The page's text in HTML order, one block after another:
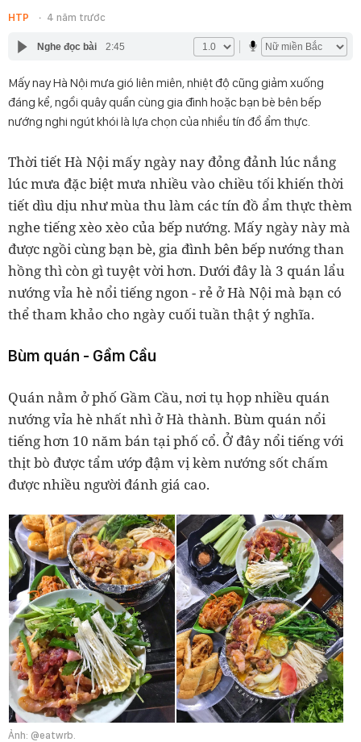
HTP 4 năm trước
Nghe đọc bài 2:45
Mấy nay Hà Nội mưa gió liên miên, nhiệt độ cũng giảm xuống
đáng kể, ngồi quây quần cùng gia đình hoặc bạn bè bên bếp
nướng nghi ngút khói là lựa chọn của nhiều tín đồ ẩm thực.
Thời tiết Hà Nội mấy ngày nay đỏng đảnh lúc nắng
lúc mưa đặc biệt mưa nhiều vào chiều tối khiến thời
tiết dìu dịu như mùa thu làm các tín đồ ẩm thực thèm
nghe tiếng xèo xèo của bếp nướng. Mấy ngày này mà
được ngồi cùng bạn bè, gia đình bên bếp nướng than
hồng thì còn gì tuyệt vời hơn. Dưới đây là 3 quán lẩu
nướng vỉa hè nổi tiếng ngon - rẻ ở Hà Nội mà bạn có
thể tham khảo cho ngày cuối tuần thật ý nghĩa.
Bùm quán - Gầm Cầu
Quán nằm ở phố Gầm Cầu, nơi tụ họp nhiều quán
nướng vỉa hè nhất nhì ở Hà thành. Bùm quán nổi
tiếng hơn 10 năm bán tại phố cổ. Ở đây nổi tiếng với
thịt bò được tẩm ướp đậm vị kèm nướng sốt chấm
được nhiều người đánh giá cao.
Ảnh: @eatwrb.